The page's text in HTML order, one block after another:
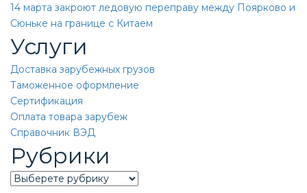
14 марта закроют ледовую переправу между Поярково и
Сюньке на границе с Китаем
Услуги
Доставка зарубежных грузов
Таможенное оформление
Сертификация
Оплата товара зарубеж
Справочник ВЭД
Рубрики
Categories